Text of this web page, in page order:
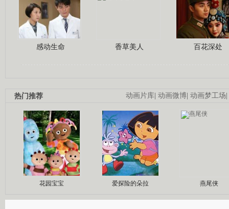
感动生命 香草美人 百花深处
动画片库| 动画微博| 动画梦工场|
热门推荐
花园宝宝 爱探险的朵拉 燕尾侠